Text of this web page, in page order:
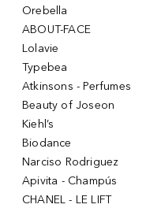
Orebella
ABOUT-FACE
Lolavie
Typebea
Atkinsons - Perfumes
Beauty of Joseon
Kiehl’s
Biodance
Narciso Rodriguez
Apivita - Champús
CHANEL - LE LIFT